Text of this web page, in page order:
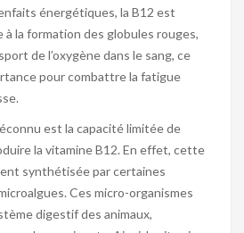
énergétiques, la B12 est
la formation des globules rouges,
de l’oxygène dans le sang, ce
pour combattre la fatigue
est la capacité limitée de
la vitamine B12. En effet, cette
synthétisée par certaines
Ces micro-organismes
digestif des animaux,